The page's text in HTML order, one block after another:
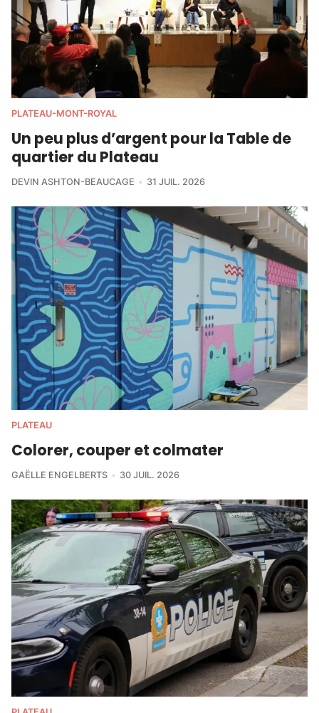
PLATEAU-MONT-ROYAL
Un peu plus d’argent pour la Table de
quartier du Plateau
DEVIN ASHTON-BEAUCAGE 31 JUIL. 2026
PLATEAU
Colorer, couper et colmater
GAËLLE ENGELBERTS 30 JUIL. 2026